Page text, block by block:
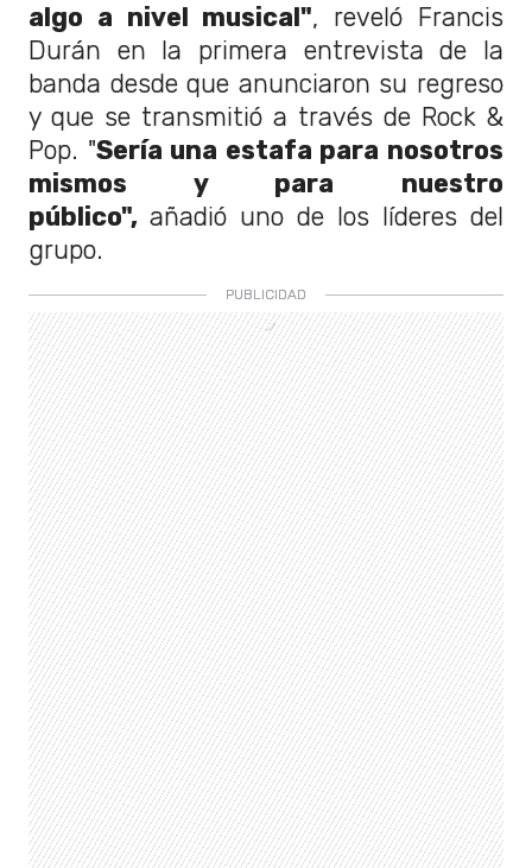
algo a nivel musical", reveló Francis
Durán en la primera entrevista de la
banda desde que anunciaron su regreso
y que se transmitió a través de Rock &
Pop. "Sería una estafa para nosotros
mismos y para nuestro
público", añadió uno de los líderes del
grupo.